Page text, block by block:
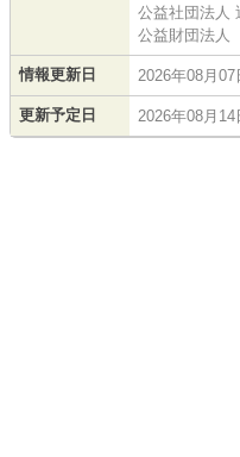
公益社団法人
公益財団法人
情報更新日 2026年08月07
更新予定日 2026年08月14